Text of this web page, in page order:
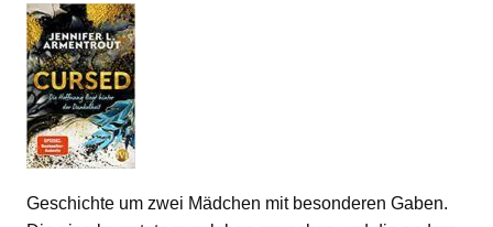
Geschichte um zwei Mädchen mit besonderen Gaben.